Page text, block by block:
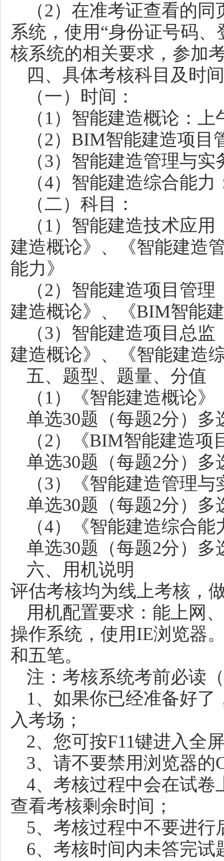
（2）在准考证查看的同
系统，使用“身份证号码
核系统的相关要求，参加
四、具体考核科目及时
（一）时间：
（ 1）智能建造概论：上
（2）BIM智能建造项目
（3）智能建造管理与实
（4）智能建造综合能力
（二）科目：
（ 1）智能建造技术应
建造概论》、《智能建造
能力》
（2）智能建造项目管理
建造概论》、《BIM智能
（3）智能建造项目总监
建造概论》、《智能建造
五、题型、题量、分值
（ 1）《智能建造概论》
单选30题（每题2分）多
（2）《BIM智能建造项
单选30题（每题2分）多
（3）《智能建造管理与
单选30题（每题2分）多
（4）《智能建造综合能
单选30题（每题2分）多
六、用机说明
评估考核均为线上考核，
用机配置要求：能上网
操作系统，使用IE浏览器
和五笔。
注：考核系统考前必读
1、如果你已经准备好
入考场；
2、您可按F11键进入全
3、请不要禁用浏览器的
4、考核过程中会在试
查看考核剩余时间；
5、考核过程中不要进
6、考核时间内未答完